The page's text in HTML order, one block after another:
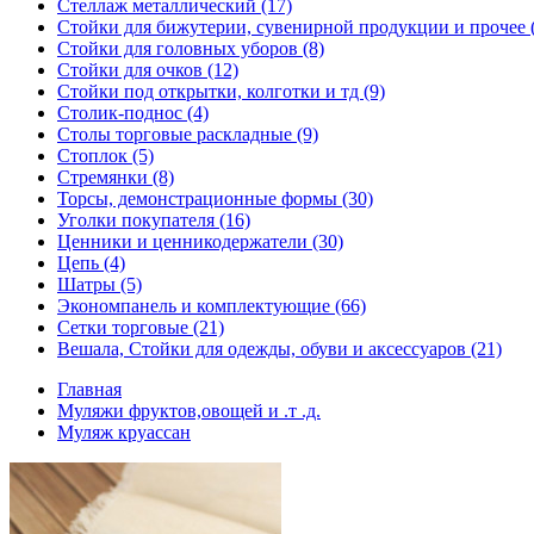
Стеллаж металлический (17)
Стойки для бижутерии, сувенирной продукции и прочее
Стойки для головных уборов (8)
Стойки для очков (12)
Стойки под открытки, колготки и тд (9)
Столик-поднос (4)
Столы торговые раскладные (9)
Стоплок (5)
Стремянки (8)
Торсы, демонстрационные формы (30)
Уголки покупателя (16)
Ценники и ценникодержатели (30)
Цепь (4)
Шатры (5)
Экономпанель и комплектующие (66)
Сетки торговые (21)
Вешала, Стойки для одежды, обуви и аксессуаров (21)
Главная
Муляжи фруктов,овощей и .т .д.
Муляж круассан